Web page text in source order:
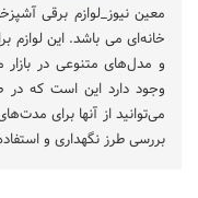
معین نیوز_لوازم برقی
خانه‌ای می باشد. این لوازم
و مدل‌های متنوعی در
وجود دارد این است که در
می‌توانید از آنها برای
بررسی طرز نگهداری و